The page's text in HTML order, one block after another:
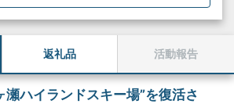
返礼品 活動報告
瀬ハイランドスキー場”を復活さ